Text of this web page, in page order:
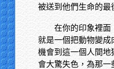
被送到他們生命的
在你的印象裡面
就是一個把動物變成
機會到這一個人間地
會大驚失色，為那一